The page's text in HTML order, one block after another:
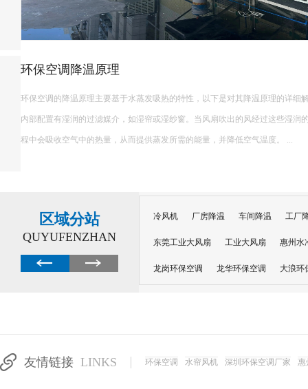
环保空调降温原理
环保空调的降温原理主要基于水蒸发吸热的特性，以下是对其降温原理的详细解释： 一、核心原理 环保空调
内部配置有湿润的过滤媒介，如湿帘或湿纱窗。当风扇吹出的风经过这些湿润的媒
程中会吸收空气中的热量，从而提供蒸发所需的能量，并降低空气温度。 ...
区域分站
QUYUFENZHAN
冷风机 厂房降温 车间降温 工厂
东莞工业大风扇 工业大风扇 惠州水
龙岗环保空调 龙华环保空调 大浪环
友情链接 LINKS 环保空调 水帘风机 深圳环保空调厂家 惠